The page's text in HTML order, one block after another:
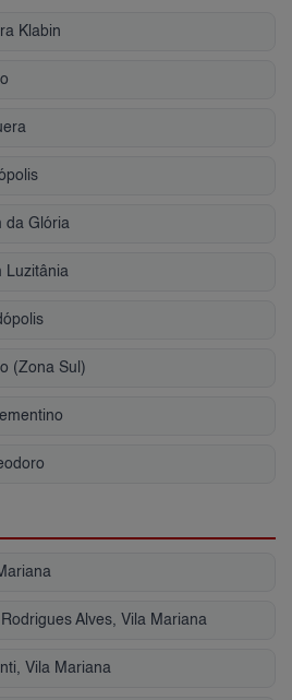
Klabin
da Glória
Luzitânia
(Zona Sul)
Alves, Vila Mariana
Vila Mariana